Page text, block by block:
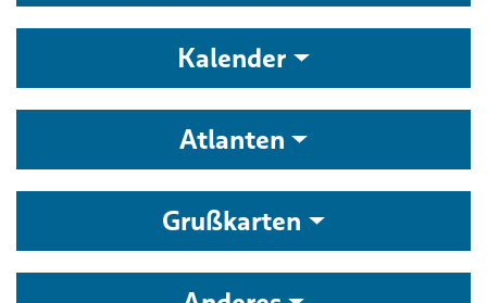
Kalender
Atlanten
Grußkarten